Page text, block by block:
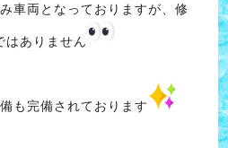
車両となっておりますが、修
はありません
も完備されております